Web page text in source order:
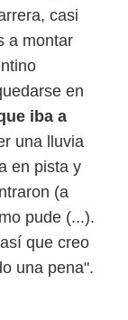
casi
a montar
en
iba a
una lluvia
en pista y
(a
pude (...).
que creo
una pena".